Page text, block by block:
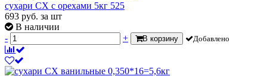
сухари СХ с орехами 5кг 525
693 руб. за шт
В наличии
-
+ В корзину Добавлено